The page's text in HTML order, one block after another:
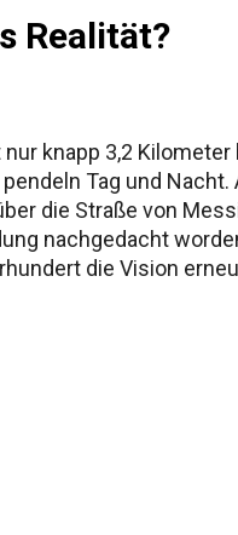
Realität?
knapp 3,2
Tag und Nacht.
die Straße von
nachgedacht
die Vision